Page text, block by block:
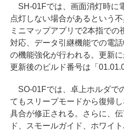
SH-01Fでは、画面消灯時に
点灯しない場合があるという
ミニマップアプリで2本指での
対応、データ引継機能での電
の機能強化が行われる。更新に
更新後のビルド番号は「
SO-01Fでは、卓上ホルダで
てもスリープモードから復帰
具合が修正される。さらに、
ド、スモールガイド、ホワイ